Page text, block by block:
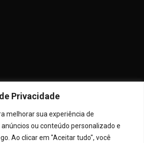
Privacidade
melhorar sua experiência de
ou conteúdo personalizado e
Ao clicar em "Aceitar tudo", você